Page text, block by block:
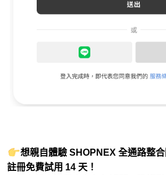
想親自體驗 SHOPNEX 全通路整
註冊免費試用 14 天！